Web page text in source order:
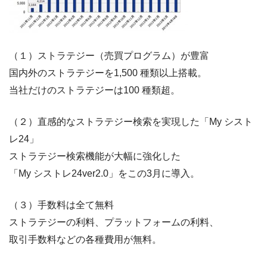
（１）ストラテジー（売買プログラム）が豊富
国内外のストラテジーを1,500 種類以上搭載。
当社だけのストラテジーは100 種類超。
（２）直感的なストラテジー検索を実現した「My シスト
レ24」
ストラテジー検索機能が大幅に強化した
「My シストレ24ver2.0」をこの3月に導入。
（３）手数料は全て無料
ストラテジーの利料、プラットフォームの利料、
取引⼿数料などの各種費⽤が無料。